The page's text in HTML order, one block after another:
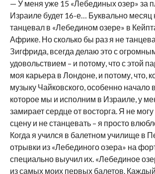
— У меня уже 15 «Лебединых озер» за
Израиле будет 16-е… Буквально месяц
танцевал в «Лебедином озере» в
Африке. Но сколько бы раз я не
Зигфрида, всегда делаю это с
удовольствием – и потому, что с этой
моя карьера в Лондоне, и потому, что,
музыку Чайковского, особенно начало
которое мы и исполним в Израиле, у
замирает сердце от восторга. Я не
сцену и не станцевать – я просто
Когда я учился в балетном училище в
отрывки из «Лебединого озера» на
специально выучил их. «Лебединое
из самых моих первых балетов. Каждый